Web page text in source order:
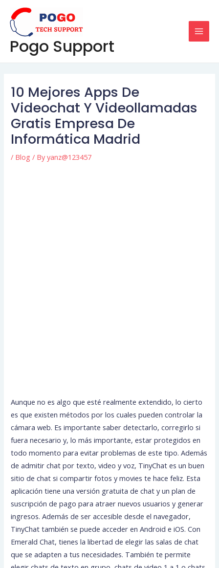
content
Pogo Support
10 Mejores Apps De
Videochat Y Videollamadas
Gratis Empresa De
Informática Madrid
/ Blog / Byyanz@123457
Aunque no es algo que esté realmente extendido, lo cierto
es que existen métodos por los cuales pueden controlar la
cámara web. Es importante saber detectarlo, corregirlo si
fuera necesario y, lo más importante, estar protegidos en
todo momento para evitar problemas de este tipo. Además
de admitir chat por texto, video y voz, TinyChat es un buen
sitio de chat si compartir fotos y movies te hace feliz. Esta
aplicación tiene una versión gratuita de chat y un plan de
suscripción de pago para atraer nuevos usuarios y generar
ingresos. Además de ser accesible desde el navegador,
TinyChat también se puede acceder en Android e iOS. Con
Emerald Chat, tienes la libertad de elegir las salas de chat
que se adapten a tus necesidades. También te permite
navigation